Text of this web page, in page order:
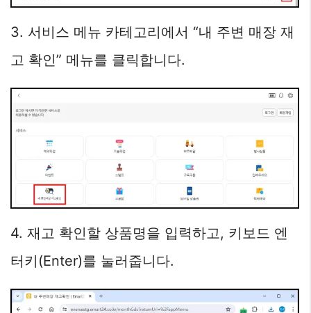
3. 서비스 메뉴 카테고리에서 “내 주변 매장 재
고 확인” 메뉴를 클릭합니다.
4. 재고 확인할 상품명을 입력하고, 키보드 엔
터키(Enter)를 눌러줍니다.